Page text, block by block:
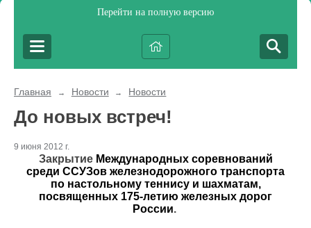
Перейти на полную версию
Главная → Новости → Новости
До новых встреч!
9 июня 2012 г.
Закрытие Международных соревнований
среди ССУЗов железнодорожного транспорта
по настольному теннису и шахматам,
посвященных 175-летию железных дорог
России.